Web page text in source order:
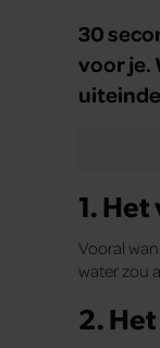
30
voor je.
1.
Vooral
water zou
2.